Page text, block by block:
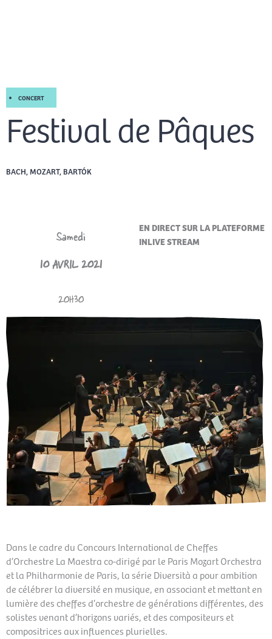
CONCERT
Festival de Pâques
BACH, MOZART, BARTÓK
Samedi
10 AVRIL 2021
20H30
EN DIRECT SUR LA PLATEFORME
INLIVE STREAM
Dans le cadre du Concours International de Cheffes
d’Orchestre La Maestra co-dirigé par le Paris Mozart Orchestra
et la Philharmonie de Paris, la série Diversità a pour ambition
de célébrer la diversité en musique, en associant et mettant en
lumière des cheffes d’orchestre de générations différentes, des
solistes venant d’horizons variés, et des compositeurs et
compositrices aux influences plurielles.